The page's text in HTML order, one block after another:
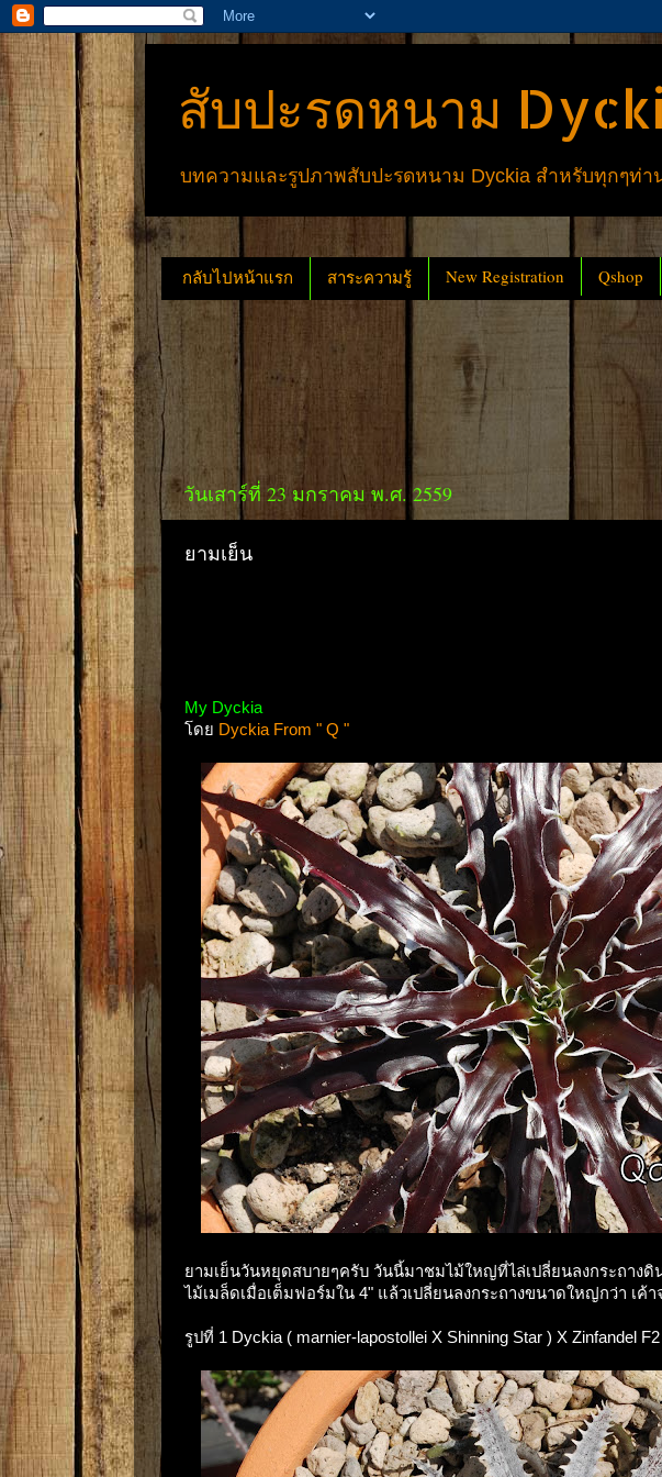
สับปะรดหนาม
บทความและรูปภาพสับปะรดหนาม Dyckia สำหรับทุกๆท่า
กลับไปหน้าแรก สาระความรู้ New Registration Qshop
วันเสาร์ที่ 23 มกราคม พ.ศ. 2559
ยามเย็น
My Dyckia
โดย Dyckia From " Q "
ยามเย็นวันหยุดสบายๆครับ วันนี้มาชมไม้ใหญ่ที่ไล่เปลี่ยนลงกระถางดิ
ไม้เมล็ดเมื่อเต็มฟอร์มใน 4" แล้วเปลี่ยนลงกระถางขนาดใหญ่กว่า เค้
รูปที่ 1 Dyckia ( marnier-lapostollei X Shinning Star ) X Zinfandel